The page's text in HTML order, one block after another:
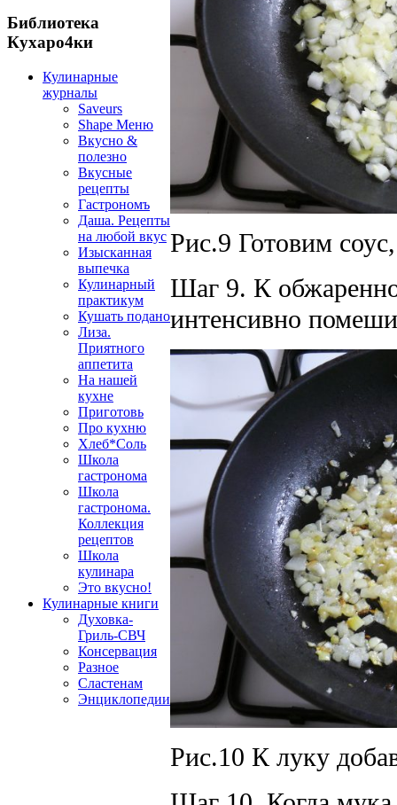
Библиотека
Кухаро4ки
Кулинарные
журналы
Saveurs
Shape Меню
Вкусно &
полезно
Вкусные
рецепты
Гастрономъ
Даша. Рецепты
на любой вкус
Изысканная
выпечка
Кулинарный
практикум
Кушать подано
Лиза.
Приятного
аппетита
На нашей
кухне
Приготовь
Про кухню
Хлеб*Соль
Школа
гастронома
Школа
гастронома.
Коллекция
рецептов
Школа
кулинара
Это вкусно!
Кулинарные книги
Духовка-
Гриль-СВЧ
Консервация
Разное
Сластенам
Энциклопедии
Рис.9 Готовим
Шаг 9. К
интенсивно
Рис.10 К луку